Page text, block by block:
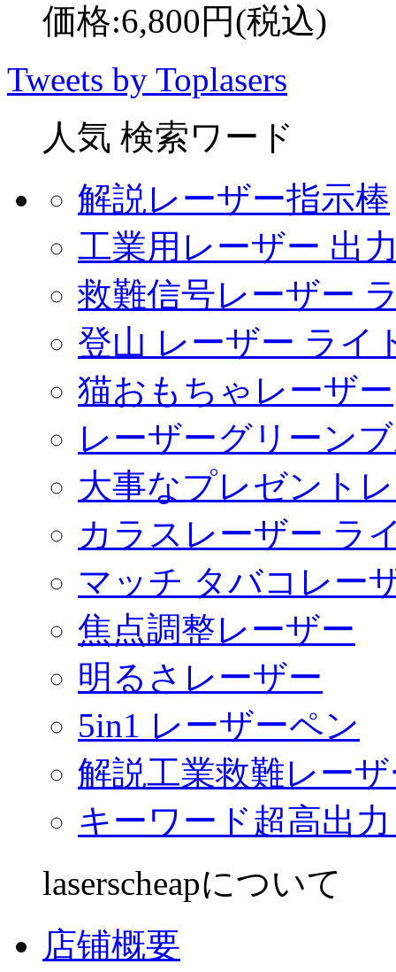
価格:6,800円(税込)
Tweets by Toplasers
人気 検索ワード
解説レーザー指示棒
工業用レーザー 出
救難信号レーザー
登山 レーザー ライ
猫おもちゃレーザー
レーザーグリーン
大事なプレゼント
カラスレーザー ラ
マッチ タバコレー
焦点調整レーザー
明るさレーザー
5in1 レーザーペン
解説工業救難レー
キーワード超高出
laserscheapについて
店铺概要